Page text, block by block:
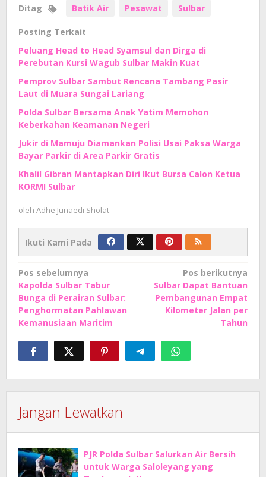
Ditag Batik Air Pesawat Sulbar
Posting Terkait
Peluang Head to Head Syamsul dan Dirga di
Perebutan Kursi Wagub Sulbar Makin Kuat
Pemprov Sulbar Sambut Rencana Tambang Pasir
Laut di Muara Sungai Lariang
Polda Sulbar Bersama Anak Yatim Memohon
Keberkahan Keamanan Negeri
Jukir di Mamuju Diamankan Polisi Usai Paksa Warga
Bayar Parkir di Area Parkir Gratis
Khalil Gibran Mantapkan Diri Ikut Bursa Calon Ketua
KORMI Sulbar
oleh Adhe Junaedi Sholat
Ikuti Kami Pada
Navigasi
pos
Pos sebelumnya
Kapolda Sulbar Tabur
Bunga di Perairan Sulbar:
Penghormatan Pahlawan
Kemanusiaan Maritim
Pos berikutnya
Sulbar Dapat Bantuan
Pembangunan Empat
Kilometer Jalan per
Tahun
Jangan Lewatkan
PJR Polda Sulbar Salurkan Air Bersih
untuk Warga Saloleyang yang